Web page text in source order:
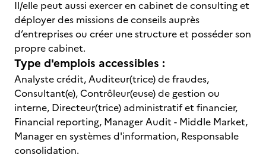
Il/elle peut aussi exercer en cabinet de consulting et
déployer des missions de conseils auprès
d’entreprises ou créer une structure et posséder son
propre cabinet.
Type d'emplois accessibles :
Analyste crédit, Auditeur(trice) de fraudes,
Consultant(e), Contrôleur(euse) de gestion ou
interne, Directeur(trice) administratif et financier,
Financial reporting, Manager Audit - Middle Market,
Manager en systèmes d'information, Responsable
consolidation.